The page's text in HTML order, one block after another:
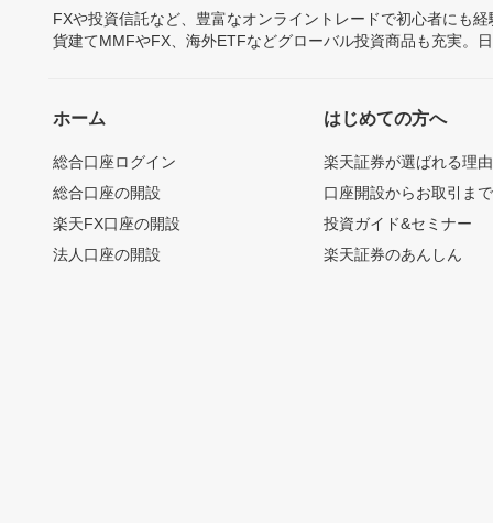
FXや投資信託など、豊富なオンライントレードで初心者にも
貨建てMMFやFX、海外ETFなどグローバル投資商品も充実。
ホーム
総合口座ログイン
総合口座の開設
楽天FX口座の開設
法人口座の開設
はじめての方へ
楽天証券が選ばれる理由
口座開設からお取引ま
投資ガイド&セミナー
楽天証券のあんしん